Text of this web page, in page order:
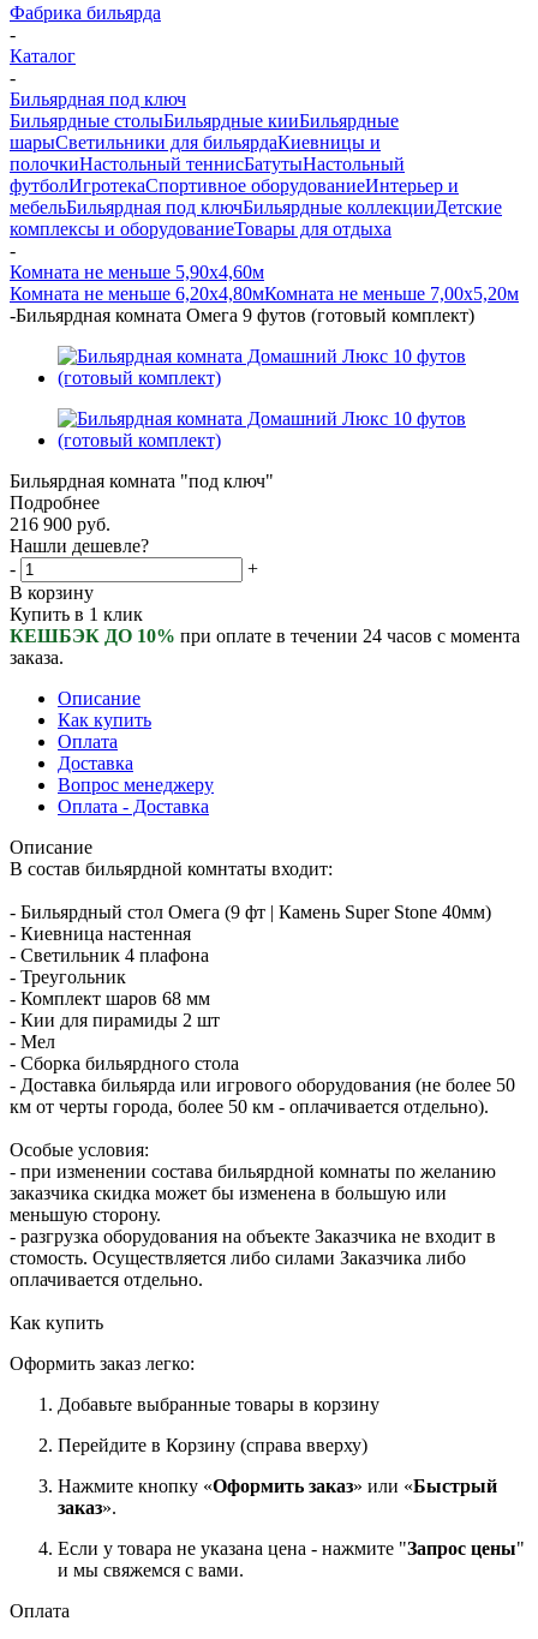
Фабрика бильярда
-
Каталог
-
Бильярдная под ключ
Бильярдные столыБильярдные кииБильярдные
шарыСветильники для бильярдаКиевницы и
полочкиНастольный теннисБатутыНастольный
футболИгротекаСпортивное оборудованиеИнтерьер и
мебельБильярдная под ключБильярдные коллекцииДетские
комплексы и оборудованиеТовары для отдыха
-
Комната не меньше 5,90х4,60м
Комната не меньше 6,20х4,80мКомната не меньше 7,00х5,20м
-Бильярдная комната Омега 9 футов (готовый комплект)
Бильярдная комната "под ключ"
Подробнее
216 900 руб.
Нашли дешевле?
-
+
В корзину
Купить в 1 клик
КЕШБЭК ДО 10% при оплате в течении 24 часов с момента
заказа.
Описание
Как купить
Оплата
Доставка
Вопрос менеджеру
Оплата - Доставка
Описание
В состав бильярдной комнтаты входит:
- Бильярдный стол Омега (9 фт | Камень Super Stonе 40мм)
- Киевница настенная
- Светильник 4 плафона
- Треугольник
- Комплект шаров 68 мм
- Кии для пирамиды 2 шт
- Мел
- Сборка бильярдного стола
- Доставка бильярда или игрового оборудования (не более 50
км от черты города, более 50 км - оплачивается отдельно).
Особые условия:
- при изменении состава бильярдной комнаты по желанию
заказчика скидка может бы изменена в большую или
меньшую сторону.
- разгрузка оборудования на объекте Заказчика не входит в
стомость. Осуществляется либо силами Заказчика либо
оплачивается отдельно.
Как купить
Оформить заказ легко:
Добавьте выбранные товары в корзину
Перейдите в Корзину (справа вверху)
Нажмите кнопку «Оформить заказ» или «Быстрый
заказ».
Если у товара не указана цена - нажмите "Запрос цены"
и мы свяжемся с вами.
Оплата